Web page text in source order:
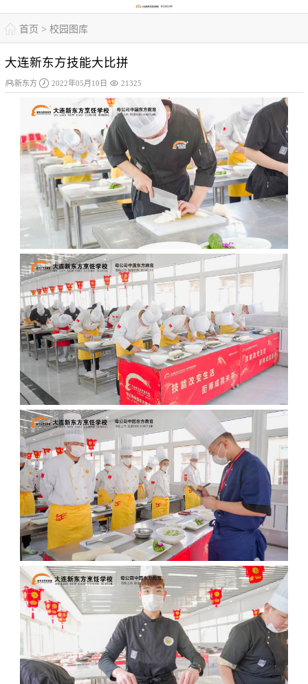
 首页 > 校园图库
大连新东方技能大比拼
新东方  2022年05月10日  21325